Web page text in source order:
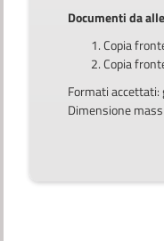
Documenti da
Copia
Copia
Formati accettati:
Dimensione